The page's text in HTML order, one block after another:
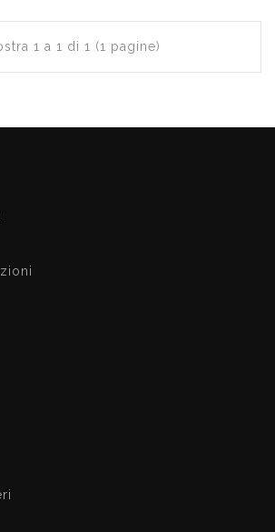
1 a 1 di 1 (1 pagine)